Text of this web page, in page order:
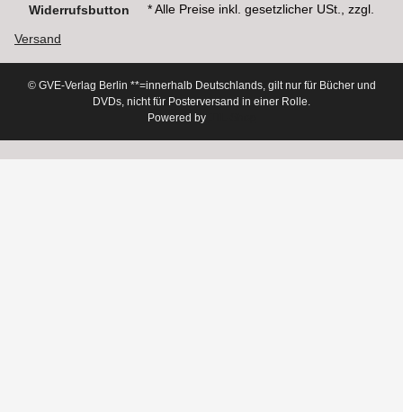
Widerrufsbutton * Alle Preise inkl. gesetzlicher USt., zzgl.
Versand
© GVE-Verlag Berlin **=innerhalb Deutschlands, gilt nur für Bücher und
DVDs, nicht für Posterversand in einer Rolle.
Powered by